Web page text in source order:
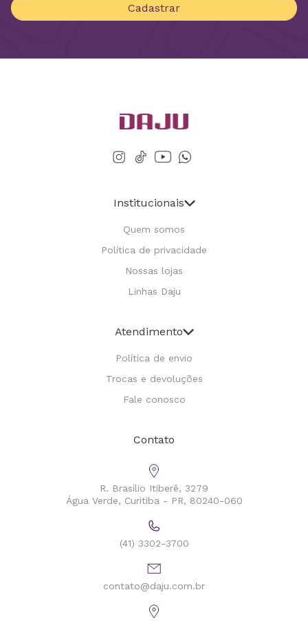
Cadastrar
Institucionais
Quem somos
Política de privacidade
Nossas lojas
Linhas Daju
Atendimento
Política de envio
Trocas e devoluções
Fale conosco
Contato
R. Brasílio Itiberê, 3279
Água Verde, Curitiba - PR, 80240-060
(41) 3302-3700
contato@daju.com.br